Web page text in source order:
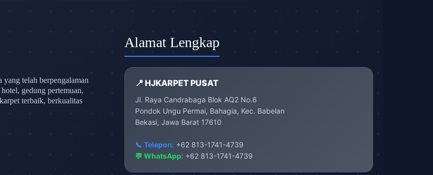
telah berpengalaman
gedung pertemuan,
terbaik, berkualitas
Alamat Lengkap
📍 HJKARPET PUSAT
Jl. Raya Candrabaga Blok AQ2 No.6
Pondok Ungu Permai, Bahagia, Kec. Babelan
Bekasi, Jawa Barat 17610
📞 Telepon:+62 813-1741-4739
💬 WhatsApp: +62 813-1741-4739